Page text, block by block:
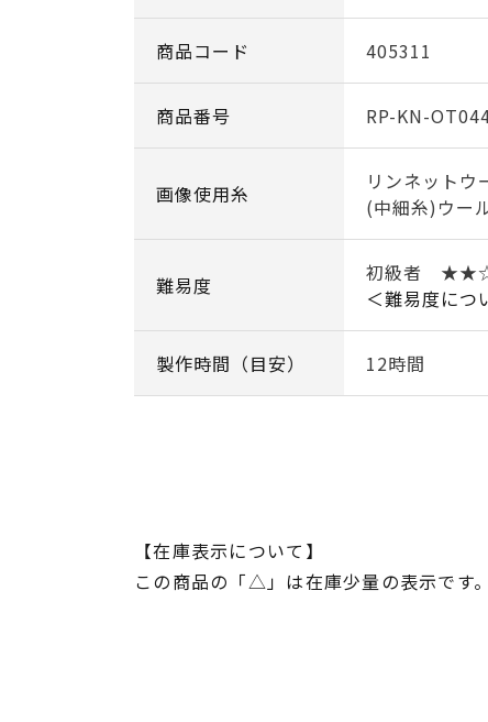
商品コード 405311
商品番号 RP-KN-
画像使用糸
リンネットウ
(中細糸)ウー
難易度
初級者
＜難易度につ
製作時間（目安） 12時間
【在庫表示について】
この商品の「△」は在庫少量の表示です。